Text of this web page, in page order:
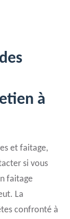
à
et faitage,
si vous
faitage
La
confronté à